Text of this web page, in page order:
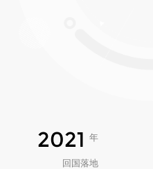
2021 年
回国落地